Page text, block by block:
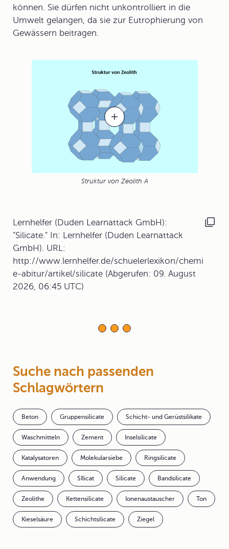
können. Sie dürfen nicht unkontrolliert in die
Umwelt gelangen, da sie zur Eutrophierung von
Gewässern beitragen.
Struktur von Zeolith A
Lernhelfer (Duden Learnattack GmbH):
"Silicate." In: Lernhelfer (Duden Learnattack
GmbH). URL:
http://www.lernhelfer.de/schuelerlexikon/chemi
e-abitur/artikel/silicate (Abgerufen: 09. August
2026, 06:45 UTC)
Suche nach passenden
Schlagwörtern
Beton Gruppensilicate Schicht- und Gerüstsilikate
Waschmitteln Zement Inselsilicate
Katalysatoren Molekularsiebe Ringsilicate
Anwendung SIlicat Silicate Bandsilicate
Zeolithe Kettensilicate Ionenaustauscher Ton
Kieselsäure Schichtsilicate Ziegel